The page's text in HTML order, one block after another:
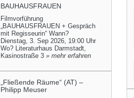
BAUHAUSFRAUEN
Filmvorführung
„BAUHAUSFRAUEN + Gespräch
mit Regisseurin“ Wann?
Dienstag, 3. Sep 2026, 19:00 Uhr
Wo? Literaturhaus Darmstadt,
Kasinostraße 3 » mehr erfahren
„Fließende Räume“ (AT) –
Philipp Meuser